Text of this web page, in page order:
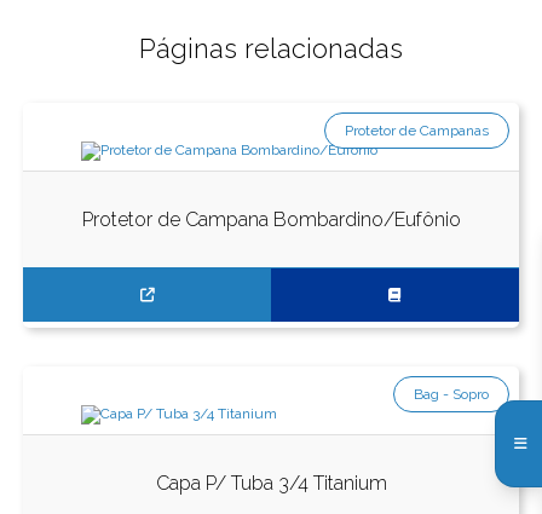
Páginas relacionadas
Protetor de Campana Bombardino/Eufônio
Protetor de Campanas
Capa P/ Tuba 3/4 Titanium
Bag - Sopro